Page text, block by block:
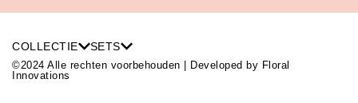
COLLECTIE SETS
©2024 Alle rechten voorbehouden | Developed by Floral
Innovations